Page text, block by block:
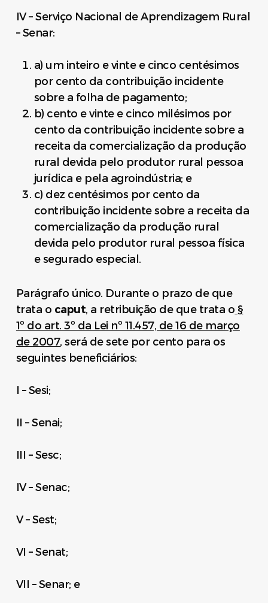
IV – Serviço Nacional de Aprendizagem Rural
– Senar:
a) um inteiro e vinte e cinco centésimos
por cento da contribuição incidente
sobre a folha de pagamento;
b) cento e vinte e cinco milésimos por
cento da contribuição incidente sobre a
receita da comercialização da produção
rural devida pelo produtor rural pessoa
jurídica e pela agroindústria; e
c) dez centésimos por cento da
contribuição incidente sobre a receita da
comercialização da produção rural
devida pelo produtor rural pessoa física
e segurado especial.
Parágrafo único. Durante o prazo de que
trata o caput, a retribuição de que trata o §
1º do art. 3º da Lei nº 11.457, de 16 de março
de 2007, será de sete por cento para os
seguintes beneficiários:
I – Sesi;
II – Senai;
III – Sesc;
IV – Senac;
V – Sest;
VI – Senat;
VII – Senar; e